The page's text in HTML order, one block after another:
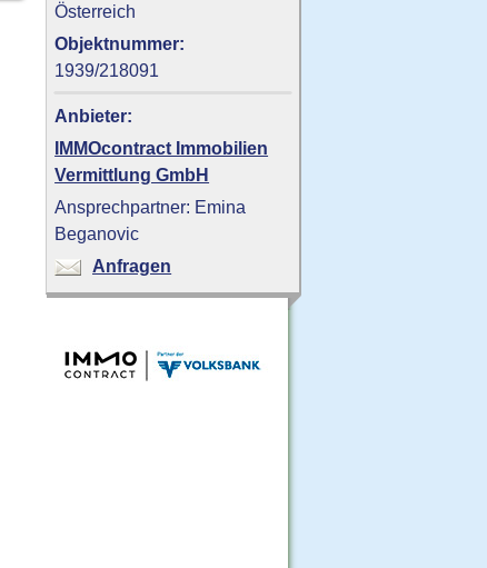
Österreich
Objektnummer:
1939/218091
Anbieter:
IMMOcontract Immobilien
Vermittlung GmbH
Ansprechpartner: Emina
Beganovic
Anfragen